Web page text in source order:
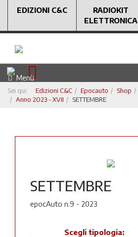
EDIZIONI C&C
RADIOKIT
ELETTRONICA
Menù
Sei qui: Edizioni C&C Epocauto Shop
Anno 2023 - XVII
SETTEMBRE
SETTEMBRE
epocAuto n.9 - 2023
Scegli tipologia: